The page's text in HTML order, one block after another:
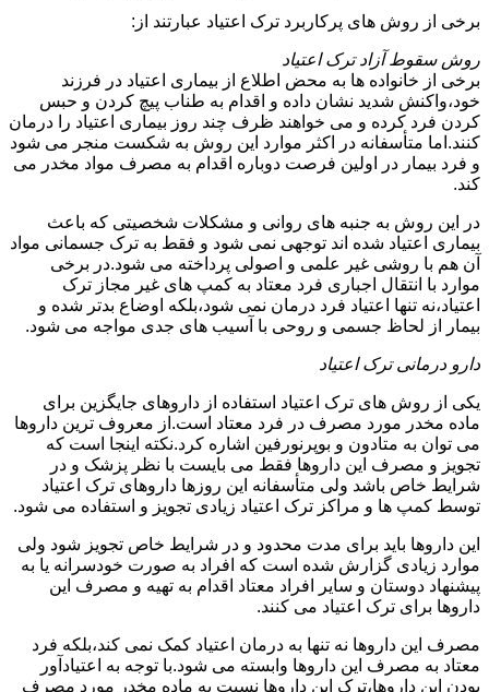
برخی از روش های پرکاربرد ترک اعتیاد عبارتند از:
روش سقوط آزاد ترک اعتیاد
برخی از خانواده ها به محض اطلاع از بیماری اعتیاد در فرزند
خود،واکنش شدید نشان داده و اقدام به طناب پیچ کردن و حبس
کردن فرد کرده و می خواهند ظرف چند روز بیماری اعتیاد را درمان
کنند.اما متأسفانه در اکثر موارد این روش به شکست منجر می شود
و فرد بیمار در اولین فرصت دوباره اقدام به مصرف مواد مخدر می
کند.
در این روش به جنبه های روانی و مشکلات شخصیتی که باعث
بیماری اعتیاد شده اند توجهی نمی شود و فقط به ترک جسمانی مواد
آن هم با روشی غیر علمی و اصولی پرداخته می شود.در برخی
موارد با انتقال اجباری فرد معتاد به کمپ های غیر مجاز ترک
اعتیاد،نه تنها اعتیاد فرد درمان نمی شود،بلکه اوضاع بدتر شده و
بیمار از لحاظ جسمی و روحی با آسیب های جدی مواجه می شود.
دارو درمانی ترک اعتیاد
یکی از روش های ترک اعتیاد استفاده از داروهای جایگزین برای
ماده مخدر مورد مصرف در فرد معتاد است.از معروف ترین داروها
می توان به متادون و بوپرنورفین اشاره کرد.نکته اینجا است که
تجویز و مصرف این داروها فقط می بایست با نظر پزشک و در
شرایط خاص باشد ولی متأسفانه این روزها داروهای ترک اعتیاد
توسط کمپ ها و مراکز ترک اعتیاد زیادی تجویز و استفاده می شود.
این داروها باید برای مدت محدود و در شرایط خاص تجویز شود ولی
موارد زیادی گزارش شده است که افراد به صورت خودسرانه یا به
پیشنهاد دوستان و سایر افراد معتاد اقدام به تهیه و مصرف این
داروها برای ترک اعتیاد می کنند.
مصرف این داروها نه تنها به درمان اعتیاد کمک نمی کند،بلکه فرد
معتاد به مصرف این داروها وابسته می شود.با توجه به اعتیادآور
بودن این داروها،ترک این داروها نسبت به ماده مخدر مورد مصرف